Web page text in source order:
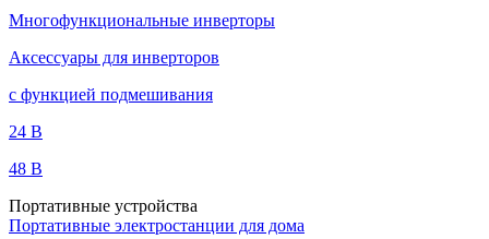
Многофункциональные инверторы
Аксессуары для инверторов
с функцией подмешивания
24 B
48 B
Портативные устройства
Портативные электростанции для дома